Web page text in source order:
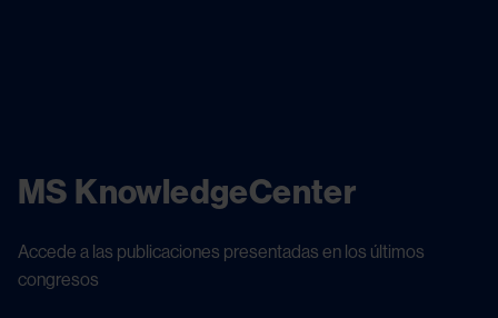
MS KnowledgeCenter
Accede a las publicaciones presentadas en los últimos
congresos